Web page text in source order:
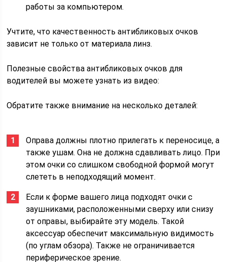
работы за компьютером.
Учтите, что качественность антибликовых очков
зависит не только от материала линз.
Полезные свойства антибликовых очков для
водителей вы можете узнать из видео:
Обратите также внимание на несколько деталей:
Оправа должны плотно прилегать к переносице, а
также ушам. Она не должна сдавливать лицо. При
этом очки со слишком свободной формой могут
слететь в неподходящий момент.
Если к форме вашего лица подходят очки с
заушниками, расположенными сверху или снизу
от оправы, выбирайте эту модель. Такой
аксессуар обеспечит максимальную видимость
(по углам обзора). Также не ограничивается
периферическое зрение.